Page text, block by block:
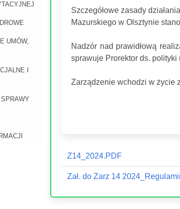
UMÓW,
I
Szczegółowe zasady
Mazurskiego w Olsztynie
Nadzór nad prawidłową
sprawuje Prorektor ds. polityki
Zarządzenie wchodzi w życie
Z14_2024.PDF
Zał. do Zarz 14